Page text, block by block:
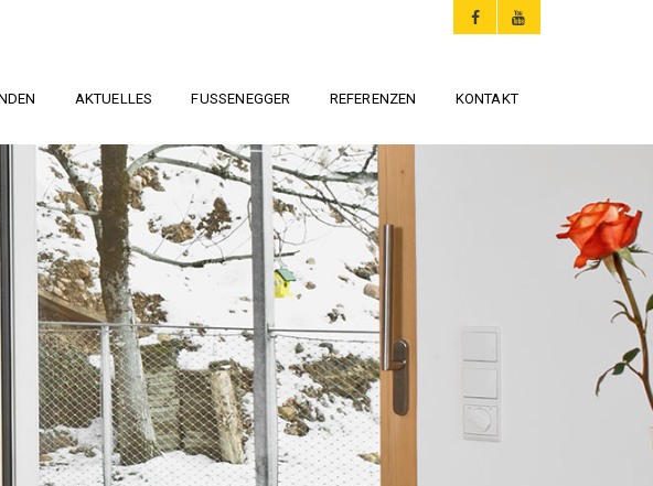
AKTUELLES FUSSENEGGER REFERENZEN KONTAKT